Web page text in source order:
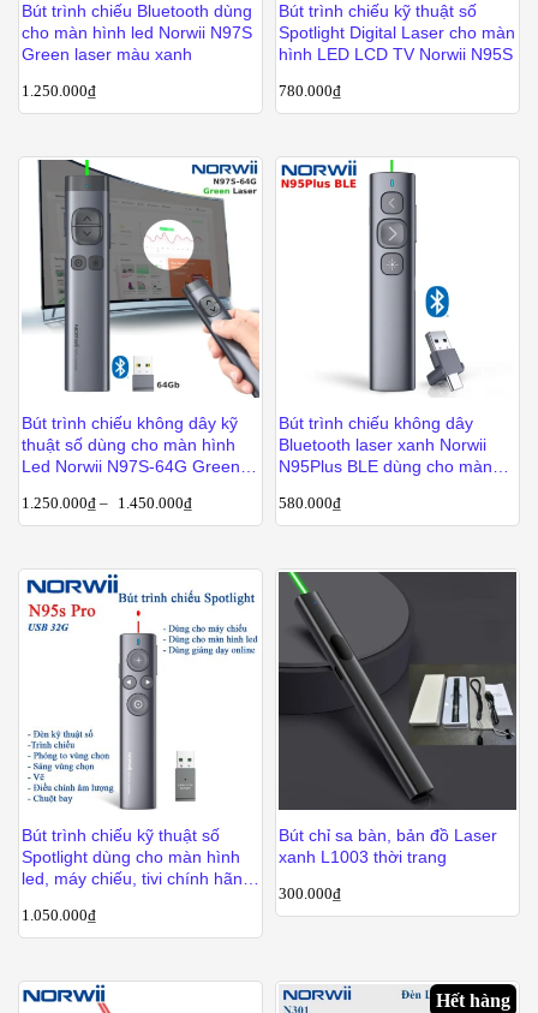
Bút trình chiếu Bluetooth dùng
cho màn hình led Norwii N97S
Green laser màu xanh
1.250.000₫
Bút trình chiếu kỹ thuật số
Spotlight Digital Laser cho màn
hình LED LCD TV Norwii N95S
780.000₫
Bút trình chiếu không dây kỹ
thuật số dùng cho màn hình
Led Norwii N97S-64G Green
1.250.000₫ – 1.450.000₫
Bút trình chiếu không dây
Bluetooth laser xanh Norwii
N95Plus BLE dùng cho màn
580.000₫
Bút trình chiếu kỹ thuật số
Spotlight dùng cho màn hình
led, máy chiếu, tivi chính hãng
1.050.000₫
Bút chỉ sa bàn, bản đồ Laser
xanh L1003 thời trang
300.000₫
Hết hàng